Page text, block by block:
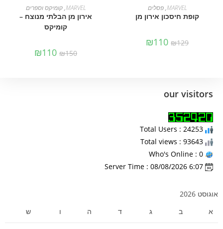
הוספה לסל
MARVEL
,פסלים
קופת חיסכון אירון מן
₪129
₪110
הוספה לסלMARVEL
,קומיקס וספרים
אירון מן הבלתי מנוצח –
קומיקס
₪150
₪110
our visitors
אוגוסט 2026
א
ב ג ד ה ו ש